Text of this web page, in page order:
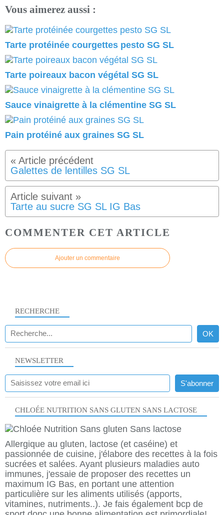
Vous aimerez aussi :
Tarte protéinée courgettes pesto SG SL
Tarte poireaux bacon végétal SG SL
Sauce vinaigrette à la clémentine SG SL
Pain protéiné aux graines SG SL
Galettes de lentilles SG SL
Tarte au sucre SG SL IG Bas
COMMENTER CET ARTICLE
Ajouter un commentaire
NEWSLETTER
RECHERCHE
CHLOÉE NUTRITION SANS GLUTEN SANS LACTOSE
Allergique au gluten, lactose (et caséine) et
passionnée de cuisine, j'élabore des recettes à la fois
sucrées et salées. Ayant plusieurs maladies auto
immunes, j'essaie de proposer des recettes un
maximum IG Bas, en portant une attention
particulière sur les aliments utilisés (apports,
vitamines, nutriments..). Je fais également bcp de